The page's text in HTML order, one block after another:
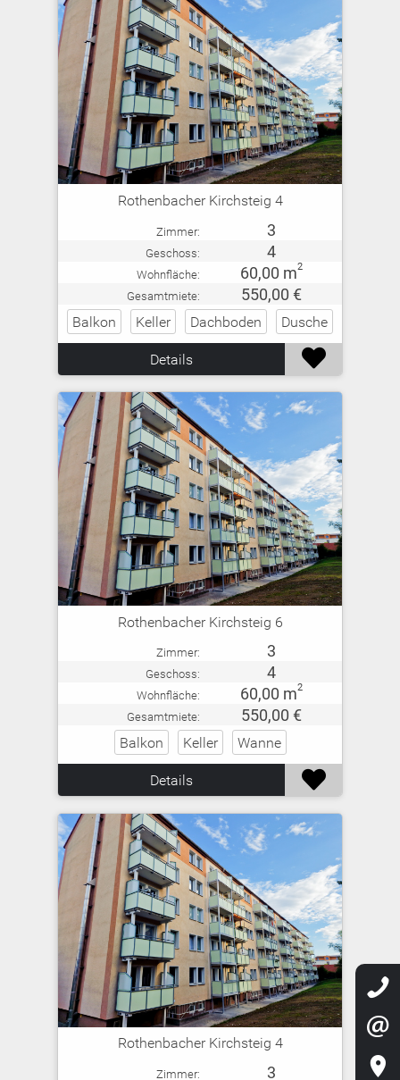
Rothenbacher Kirchsteig 4
Zimmer: 3
Geschoss: 4
Wohnfläche: 60,00 m2
Gesamtmiete: 550,00 €
Balkon Keller Dachboden
Dusche
Details

Rothenbacher Kirchsteig 6
Zimmer: 3
Geschoss: 4
Wohnfläche: 60,00 m2
Gesamtmiete: 550,00 €
Balkon Keller
Wanne
Details

Rothenbacher Kirchsteig 4
Zimmer: 3


